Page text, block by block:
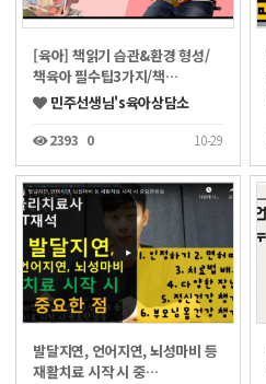
[육아] 책읽기 습관&환경 형성/
책육아 필수팁3가지/책…
민주선생님's육아상담소
2393 0 10-29
발달지연, 언어지연, 뇌성마비 등
재활치료 시작 시 중…